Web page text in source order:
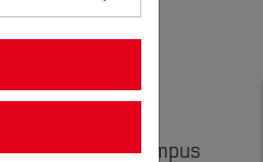
am Zentralcampus